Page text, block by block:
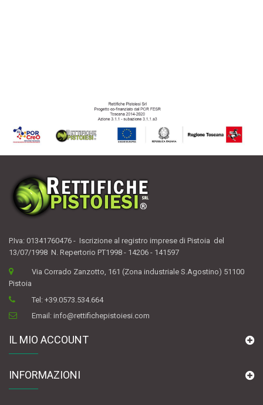
P.Iva: 01341760476 - Iscrizione al registro imprese di Pistoia del
13/07/1998 N. Repertorio PT1998 - 14206 - 141597
Via Corrado Zanzotto, 161 (Zona industriale S.Agostino) 51100
Pistoia
Tel:+39.0573.534.664
Email:info@rettifichepistoiesi.com
IL MIO ACCOUNT
INFORMAZIONI